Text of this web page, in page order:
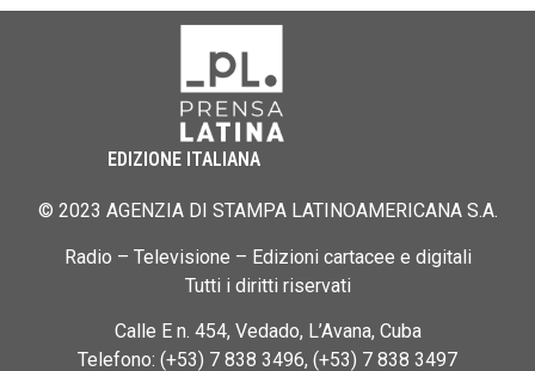
EDIZIONE ITALIANA
© 2023 AGENZIA DI STAMPA LATINOAMERICANA S.A.
Radio – Televisione – Edizioni cartacee e digitali
Tutti i diritti riservati
Calle E n. 454, Vedado, L’Avana, Cuba
Telefono: (+53) 7 838 3496, (+53) 7 838 3497